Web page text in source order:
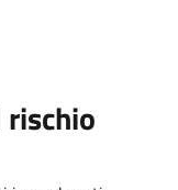
rischio